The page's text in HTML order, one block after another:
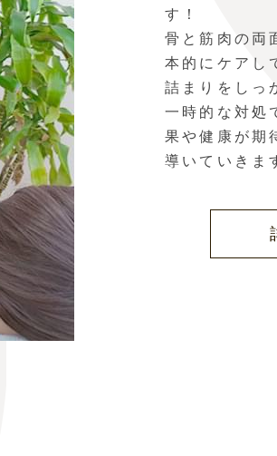
す！
骨と筋肉の両
本的にケアし
詰まりをしっ
一時的な対処
果や健康が期
導いていきま